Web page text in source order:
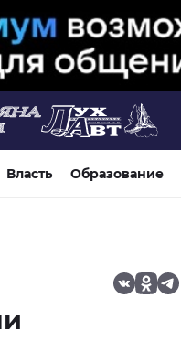
Власть Образование